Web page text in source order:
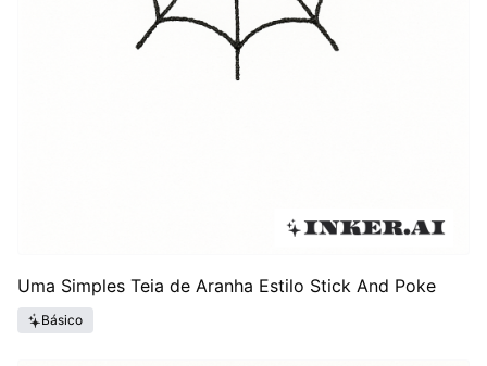
Uma Simples Teia de Aranha Estilo Stick And Poke
Básico